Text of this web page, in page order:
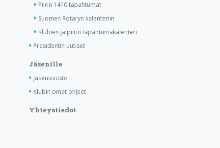
Piirin 1410 tapahtumat
Suomen Rotaryn kalenteriin
Klubien ja piirin tapahtumakalenteri
Presidentin uutiset
Jäsenille
Jäsensivusto
Klubin omat ohjeet
Yhteystiedot